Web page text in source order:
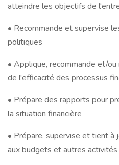
atteindre les objectifs de
• Recommande et supervise
politiques
• Applique, recommande et/
de l'efficacité des processus
• Prépare des rapports pour
la situation financière
• Prépare, supervise et tient à
aux budgets et autres